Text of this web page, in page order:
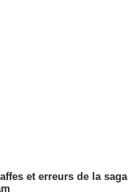
et erreurs de la saga